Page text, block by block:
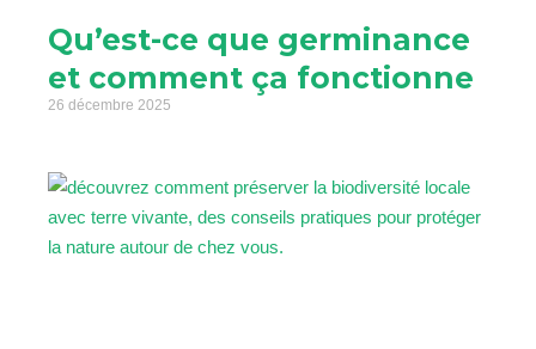
Qu’est-ce que germinance
et comment ça fonctionne
26 décembre 2025